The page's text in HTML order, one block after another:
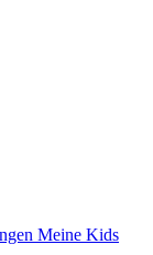
Meine Kids